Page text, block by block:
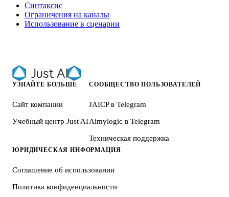
Синтаксис
Ограничения на каналы
Использование в сценарии
УЗНАЙТЕ БОЛЬШЕ
Сайт компании
Учебный центр Just AI
СООБЩЕСТВО ПОЛЬЗОВАТЕЛЕЙ
JAICP в Telegram
Aimylogic в Telegram
Техническая поддержка
ЮРИДИЧЕСКАЯ ИНФОРМАЦИЯ
Соглашение об использовании
Политика конфиденциальности